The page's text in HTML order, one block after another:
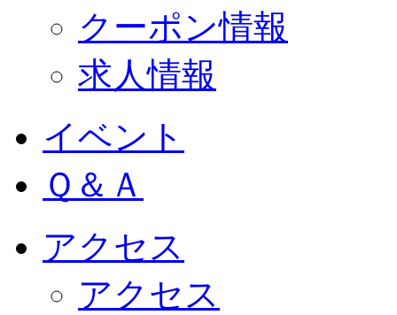
クーポン情報
求人情報
イベント
Ｑ＆Ａ
アクセス
アクセス